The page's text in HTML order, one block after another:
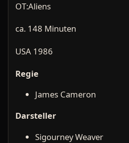
OT:Aliens
ca. 148 Minuten
USA 1986
Regie
James Cameron
Darsteller
Sigourney Weaver